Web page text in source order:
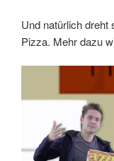
Und natürlich dreht
Pizza. Mehr dazu